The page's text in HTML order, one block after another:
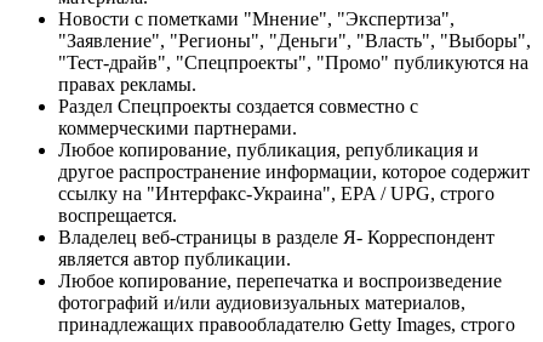
Новости с пометками "Мнение", "Экспертиза",
"Заявление", "Регионы", "Деньги", "Власть", "Выборы",
"Тест-драйв", "Спецпроекты", "Промо" публикуются на
правах рекламы.
Раздел Спецпроекты создается совместно с
коммерческими партнерами.
Любое копирование, публикация, републикация и
другое распространение информации, которое содержит
ссылку на "Интерфакс-Украина", EPA / UPG, строго
воспрещается.
Владелец веб-страницы в разделе Я- Корреспондент
является автор публикации.
Любое копирование, перепечатка и воспроизведение
фотографий и/или аудиовизуальных материалов,
принадлежащих правообладателю Getty Images, строго